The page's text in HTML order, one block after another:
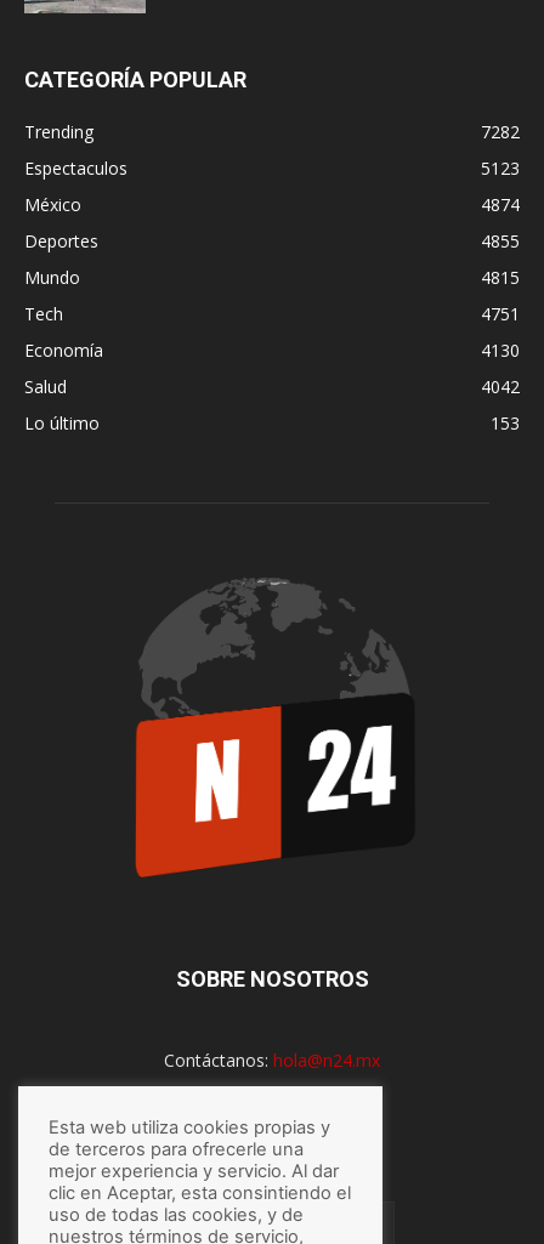
CATEGORÍA POPULAR
Trending
7282
Espectaculos
5123
México
4874
Deportes
4855
Mundo
4815
Tech
4751
Economía
4130
Salud
4042
Lo último
153
SOBRE NOSOTROS
Contáctanos: hola@n24.mx
SÍGUENOS
Esta web utiliza cookies propias y
de terceros para ofrecerle una
mejor experiencia y servicio. Al dar
clic en Aceptar, esta consintiendo el
uso de todas las cookies, y de
nuestros términos de servicio,